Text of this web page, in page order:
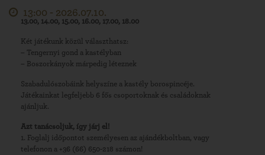
13:00 - 2026.07.10.
13.00, 14.00, 15.00, 16.00, 17.00, 18.00
Két játékunk közül választhatsz:
– Tengernyi gond a kastélyban
– Boszorkányok márpedig léteznek
Szabadulószobáink helyszíne a kastély borospincéje.
Játékainkat legfeljebb 6 fős csoportoknak és családoknak
ajánljuk.
Azt tanácsoljuk, így járj el!
1. Foglalj időpontot személyesen az ajándékboltban, vagy
telefonon a +36 (66) 650-218 számon!